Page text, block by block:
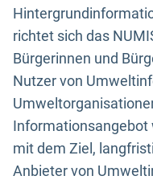
richtet sich das
Bürgerinnen und
Nutzer von
Informationsangebot
mit dem Ziel,
Anbieter von